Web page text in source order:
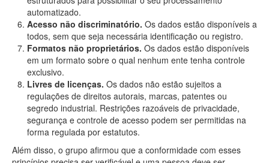
automatizado.
Acesso não discriminatório. Os dados estão disponíveis a
todos, sem que seja necessária identificação ou registro.
Formatos não proprietários. Os dados estão disponíveis
em um formato sobre o qual nenhum ente tenha controle
exclusivo.
Livres de licenças. Os dados não estão sujeitos a
regulações de direitos autorais, marcas, patentes ou
segredo industrial. Restrições razoáveis de privacidade,
segurança e controle de acesso podem ser permitidas na
forma regulada por estatutos.
Além disso, o grupo afirmou que a conformidade com esses